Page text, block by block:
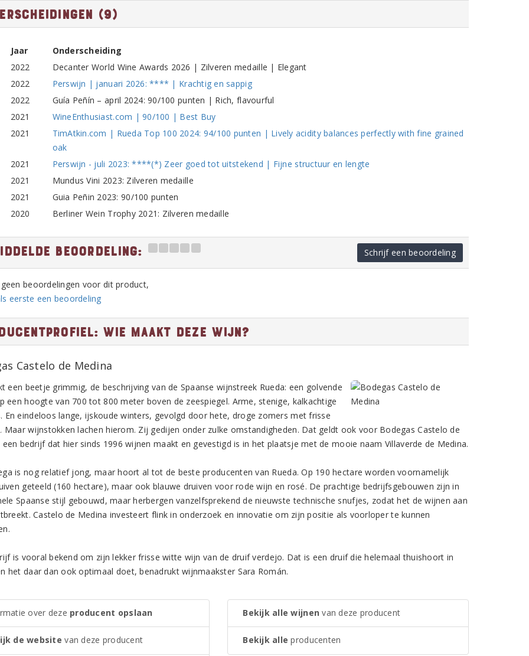
(9)
Jaar
Onderscheiding
2022
Decanter World Wine Awards 2026 | Zilveren medaille | Elegant
2022
Perswijn | januari 2026: **** | Krachtig en sappig
2022
Guía Peñín – april 2024: 90/100 punten | Rich, flavourful
2021
WineEnthusiast.com | 90/100 | Best Buy
2021
TimAtkin.com | Rueda Top 100 2024: 94/100 punten | Lively acidity balances perfectly with fine grained
oak
2021
Perswijn - juli 2023: ****(*) Zeer goed tot uitstekend | Fijne structuur en lengte
2021
Mundus Vini 2023: Zilveren medaille
2021
Guia Peñin 2023: 90/100 punten
2020
Berliner Wein Trophy 2021: Zilveren medaille
beoordeling: Schrijf een beoordeling
geen beoordelingen voor dit product,
eerste een beoordeling
Wie maakt deze wijn?
Castelo de Medina
een beetje grimmig, de beschrijving van de Spaanse wijnstreek Rueda: een golvende
een hoogte van 700 tot 800 meter boven de zeespiegel. Arme, stenige, kalkachtige
En eindeloos lange, ijskoude winters, gevolgd door hete, droge zomers met frisse
Maar wijnstokken lachen hierom. Zij gedijen onder zulke omstandigheden. Dat geldt ook voor Bodegas Castelo de
een bedrijf dat hier sinds 1996 wijnen maakt en gevestigd is in het plaatsje met de mooie naam Villaverde de Medina.
is nog relatief jong, maar hoort al tot de beste producenten van Rueda. Op 190 hectare worden voornamelijk
geteeld (160 hectare), maar ook blauwe druiven voor rode wijn en rosé. De prachtige bedrijfsgebouwen zijn in
Spaanse stijl gebouwd, maar herbergen vanzelfsprekend de nieuwste technische snufjes, zodat het de wijnen aan
Castelo de Medina investeert flink in onderzoek en innovatie om zijn positie als voorloper te kunnen
is vooral bekend om zijn lekker frisse witte wijn van de druif verdejo. Dat is een druif die helemaal thuishoort in
het daar dan ook optimaal doet, benadrukt wijnmaakster Sara Román.
over deze producent opslaan
de website van deze producent
Bekijk alle wijnen van deze producent
Bekijk alle producenten